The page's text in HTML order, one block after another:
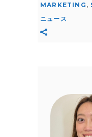
MARKETING ,
ニュース